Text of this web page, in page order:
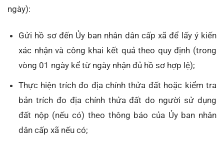
ngày):
Gửi hồ sơ đến Ủy ban nhân dân cấp xã để lấy ý kiến
xác nhận và công khai kết quả theo quy định (trong
vòng 01 ngày kể từ ngày nhận đủ hồ sơ hợp lệ);
Thực hiện trích đo địa chính thửa đất hoặc kiểm tra
bản trích đo địa chính thửa đất do người sử dụng
đất nộp (nếu có) theo thông báo của Ủy ban nhân
dân cấp xã nếu có;